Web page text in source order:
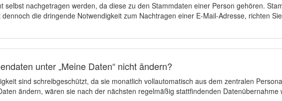
selbst nachgetragen werden, da diese zu den Stammdaten einer Person gehören.
die dringende Notwendigkeit zum Nachtragen einer E-Mail-Adresse, richten
unter „Meine Daten“ nicht ändern?
sind schreibgeschützt, da sie monatlich vollautomatisch aus dem zentralen
ändern, wären sie nach der nächsten regelmäßig stattfindenden Datenübernahme